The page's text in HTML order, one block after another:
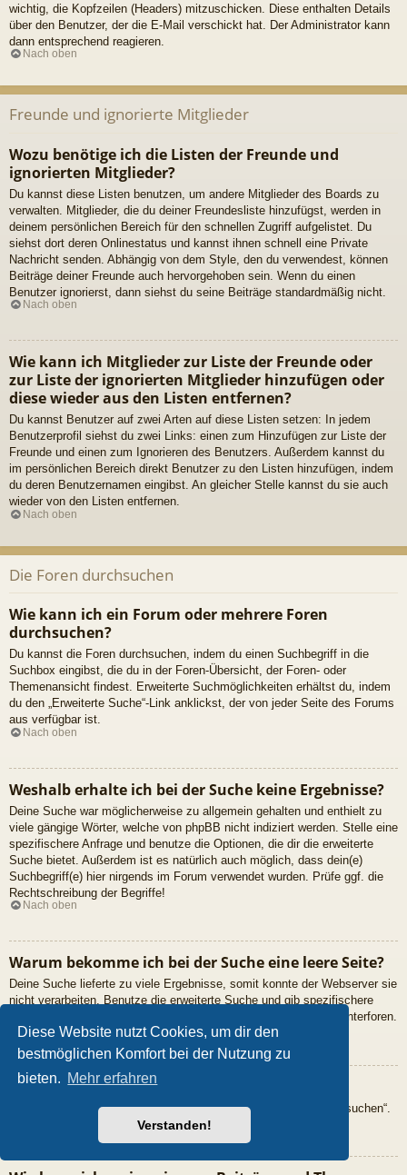
Diese Website nutzt Cookies, um dir den
bestmöglichen Komfort bei der Nutzung zu
bieten. Mehr erfahren
Verstanden!
wichtig, die Kopfzeilen (Headers) mitzuschicken. Diese enthalten Details
über den Benutzer, der die E-Mail verschickt hat. Der Administrator kann
dann entsprechend reagieren.
Nach oben
Freunde und ignorierte Mitglieder
Wozu benötige ich die Listen der Freunde und
ignorierten Mitglieder?
Du kannst diese Listen benutzen, um andere Mitglieder des Boards zu
verwalten. Mitglieder, die du deiner Freundesliste hinzufügst, werden in
deinem persönlichen Bereich für den schnellen Zugriff aufgelistet. Du
siehst dort deren Onlinestatus und kannst ihnen schnell eine Private
Nachricht senden. Abhängig von dem Style, den du verwendest, können
Beiträge deiner Freunde auch hervorgehoben sein. Wenn du einen
Benutzer ignorierst, dann siehst du seine Beiträge standardmäßig nicht.
Nach oben
Wie kann ich Mitglieder zur Liste der Freunde oder
zur Liste der ignorierten Mitglieder hinzufügen oder
diese wieder aus den Listen entfernen?
Du kannst Benutzer auf zwei Arten auf diese Listen setzen: In jedem
Benutzerprofil siehst du zwei Links: einen zum Hinzufügen zur Liste der
Freunde und einen zum Ignorieren des Benutzers. Außerdem kannst du
im persönlichen Bereich direkt Benutzer zu den Listen hinzufügen, indem
du deren Benutzernamen eingibst. An gleicher Stelle kannst du sie auch
wieder von den Listen entfernen.
Nach oben
Die Foren durchsuchen
Wie kann ich ein Forum oder mehrere Foren
durchsuchen?
Du kannst die Foren durchsuchen, indem du einen Suchbegriff in die
Suchbox eingibst, die du in der Foren-Übersicht, der Foren- oder
Themenansicht findest. Erweiterte Suchmöglichkeiten erhältst du, indem
du den „Erweiterte Suche“-Link anklickst, der von jeder Seite des Forums
aus verfügbar ist.
Nach oben
Weshalb erhalte ich bei der Suche keine Ergebnisse?
Deine Suche war möglicherweise zu allgemein gehalten und enthielt zu
viele gängige Wörter, welche von phpBB nicht indiziert werden. Stelle eine
spezifischere Anfrage und benutze die Optionen, die dir die erweiterte
Suche bietet. Außerdem ist es natürlich auch möglich, dass dein(e)
Suchbegriff(e) hier nirgends im Forum verwendet wurden. Prüfe ggf. die
Rechtschreibung der Begriffe!
Nach oben
Warum bekomme ich bei der Suche eine leere Seite?
Deine Suche lieferte zu viele Ergebnisse, somit konnte der Webserver sie
nicht verarbeiten. Benutze die erweiterte Suche und gib spezifischere
Suchbegriffe ein oder beschränke die Suche auf verschiedene Unterforen.
Nach oben
Wie kann ich nach Mitgliedern suchen?
Gehe zur „Mitglieder“-Seite und klicke auf „Nach einem Mitglied suchen“.